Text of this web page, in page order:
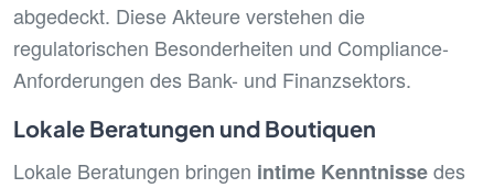
abgedeckt. Diese Akteure verstehen die
regulatorischen Besonderheiten und Compliance-
Anforderungen des Bank- und Finanzsektors.
Lokale Beratungen und Boutiquen
Lokale Beratungen bringen intime Kenntnissedes